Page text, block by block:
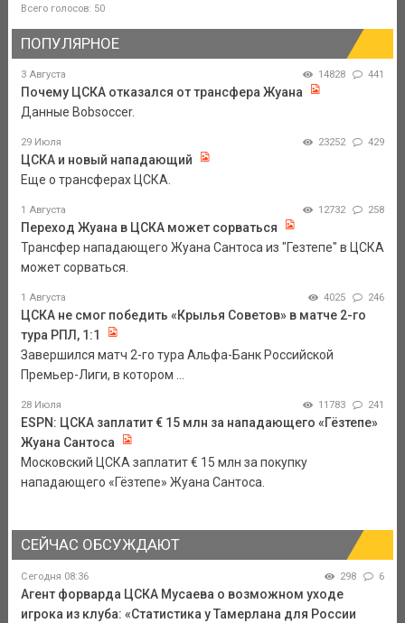
Всего голосов: 50
ПОПУЛЯРНОЕ
3 Августа 14828 441
Почему ЦСКА отказался от трансфера Жуана
Данные Bobsoccer.
29 Июля 23252 429
ЦСКА и новый нападающий
Еще о трансферах ЦСКА.
1 Августа 12732 258
Переход Жуана в ЦСКА может сорваться
Трансфер нападающего Жуана Сантоса из "Гезтепе" в ЦСКА
может сорваться.
1 Августа 4025 246
ЦСКА не смог победить «Крылья Советов» в матче 2-го
тура РПЛ, 1:1
Завершился матч 2-го тура Альфа-Банк Российской
Премьер-Лиги, в котором ...
28 Июля 11783 241
ESPN: ЦСКА заплатит € 15 млн за нападающего «Гёзтепе»
Жуана Сантоса
Московский ЦСКА заплатит € 15 млн за покупку
нападающего «Гёзтепе» Жуана Сантоса.
СЕЙЧАС ОБСУЖДАЮТ
Сегодня 08:36 298 6
Агент форварда ЦСКА Мусаева о возможном уходе
игрока из клуба: «Статистика у Тамерлана для России